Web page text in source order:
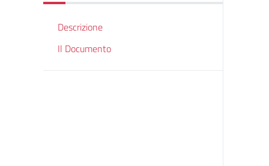
Descrizione
Il Documento